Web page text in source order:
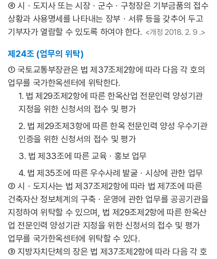
④ 시ㆍ도지사 또는 시장ㆍ군수ㆍ구청장은 기부금품의 접수
상황과 사용명세를 나타내는 장부ㆍ서류 등을 갖추어 두고
기부자가 열람할 수 있도록 하여야 한다. <개정 2018. 2. 9 .>
제24조 (업무의 위탁)
① 국토교통부장관은 법 제37조제2항에 따라 다음 각 호의
업무를 국가한옥센터에 위탁한다.
1. 법 제29조제2항에 따른 한옥산업 전문인력 양성기관
지정을 위한 신청서의 접수 및 평가
2. 법 제29조제3항에 따른 한옥 전문인력 양성 우수기관
인증을 위한 신청서의 접수 및 평가
3. 법 제33조에 따른 교육ㆍ홍보 업무
4. 법 제35조에 따른 우수사례 발굴ㆍ시상에 관한 업무
② 시ㆍ도지사는 법 제37조제2항에 따라 법 제7조에 따른
건축자산 정보체계의 구축ㆍ운영에 관한 업무를 공공기관을
지정하여 위탁할 수 있으며, 법 제29조제2항에 따른 한옥산
업 전문인력 양성기관 지정을 위한 신청서의 접수 및 평가
업무를 국가한옥센터에 위탁할 수 있다.
③ 지방자치단체의 장은 법 제37조제2항에 따라 다음 각 호